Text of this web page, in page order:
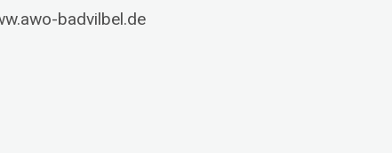
badvilbel.de